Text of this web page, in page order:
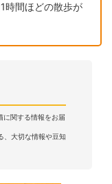
時間ほどの散歩が
関する情報をお届
、大切な情報や豆知